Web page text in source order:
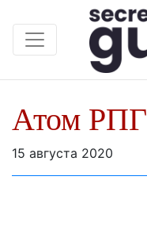
Атом РПГ
15 августа 2020